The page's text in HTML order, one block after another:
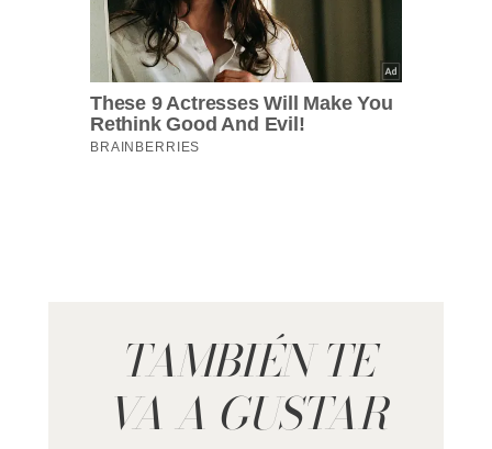
TAMBIÉN TE
VA A GUSTAR